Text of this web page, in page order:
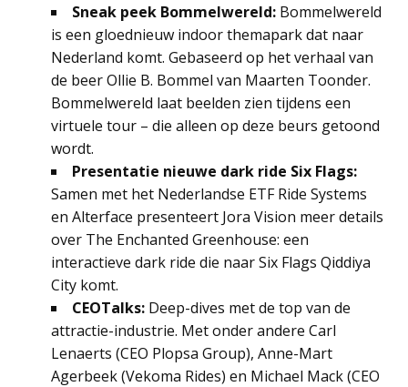
Sneak peek Bommelwereld: Bommelwereld
is een gloednieuw indoor themapark dat naar
Nederland komt. Gebaseerd op het verhaal van
de beer Ollie B. Bommel van Maarten Toonder.
Bommelwereld laat beelden zien tijdens een
virtuele tour – die alleen op deze beurs getoond
wordt.
Presentatie nieuwe dark ride Six Flags:
Samen met het Nederlandse ETF Ride Systems
en Alterface presenteert Jora Vision meer details
over The Enchanted Greenhouse: een
interactieve dark ride die naar Six Flags Qiddiya
City komt.
CEOTalks: Deep-dives met de top van de
attractie-industrie. Met onder andere Carl
Lenaerts (CEO Plopsa Group), Anne-Mart
Agerbeek (Vekoma Rides) en Michael Mack (CEO